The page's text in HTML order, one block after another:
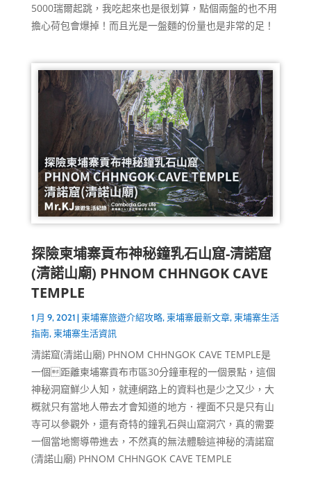
5000瑞爾起跳，我吃起來也是很划算，點個兩盤的也不用
擔心荷包會爆掉！而且光是一盤麵的份量也是非常的足！
探險柬埔寨貢布神秘鐘乳石山窟-清諾窟
(清諾山廟) PHNOM CHHNGOK CAVE
TEMPLE
1 月 9, 2021|柬埔寨旅遊介紹攻略,柬埔寨最新文章,柬埔寨生活
指南,柬埔寨生活資訊
清諾窟(清諾山廟) PHNOM CHHNGOK CAVE TEMPLE是
一個距離柬埔寨貢布市區30分鐘車程的一個景點，這個
神秘洞窟鮮少人知，就連網路上的資料也是少之又少，大
概就只有當地人帶去才會知道的地方．裡面不只是只有山
寺可以參觀外，還有奇特的鐘乳石與山窟洞穴，真的需要
一個當地嚮導帶進去，不然真的無法體驗這神秘的清諾窟
(清諾山廟) PHNOM CHHNGOK CAVE TEMPLE